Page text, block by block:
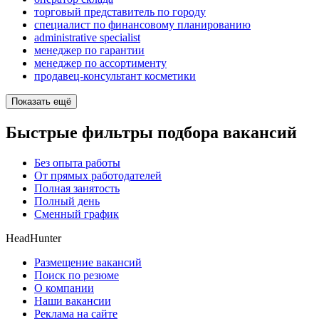
торговый представитель по городу
специалист по финансовому планированию
administrative specialist
менеджер по гарантии
менеджер по ассортименту
продавец-консультант косметики
Показать ещё
Быстрые фильтры подбора вакансий
Без опыта работы
От прямых работодателей
Полная занятость
Полный день
Сменный график
HeadHunter
Размещение вакансий
Поиск по резюме
О компании
Наши вакансии
Реклама на сайте